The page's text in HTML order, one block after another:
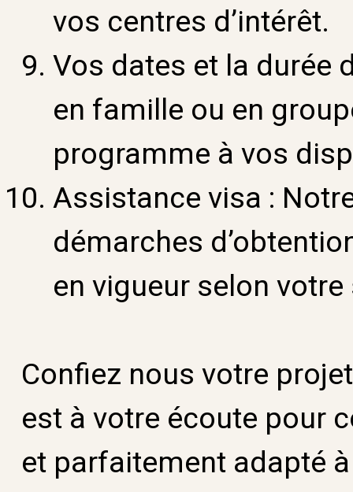
vos centres d’intérêt.
Vos dates et la durée
en famille ou en
programme à vos
Assistance visa :
démarches
en vigueur selon
Confiez nous votre
est à votre écoute pour
et parfaitement adapté